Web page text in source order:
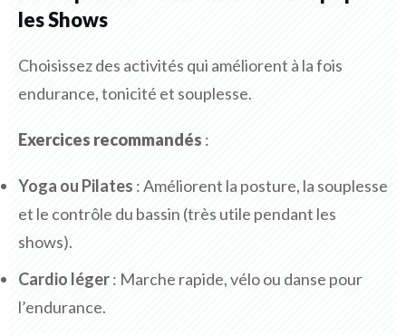
les Shows
Choisissez des activités qui améliorent à la fois
endurance, tonicité et souplesse.
Exercices recommandés :
Yoga ou Pilates : Améliorent la posture, la souplesse
et le contrôle du bassin (très utile pendant les
shows).
Cardio léger: Marche rapide, vélo ou danse pour
l’endurance.